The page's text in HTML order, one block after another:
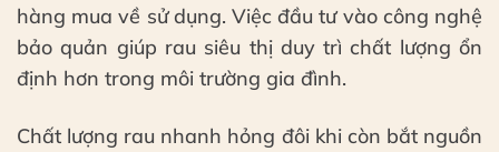
hàng mua về sử dụng. Việc đầu tư vào công nghệ
bảo quản giúp rau siêu thị duy trì chất lượng ổn
định hơn trong môi trường gia đình.
Chất lượng rau nhanh hỏng đôi khi còn bắt nguồn